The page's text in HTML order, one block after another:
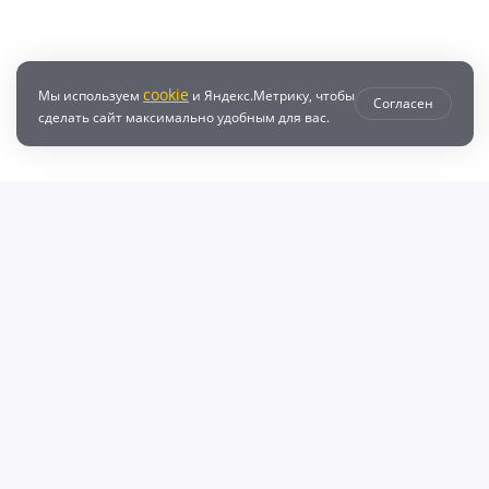
Мы используем cookie и Яндекс.Метрику, чтобы
сделать сайт максимально удобным для вас.
Согласен